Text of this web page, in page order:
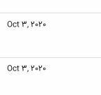
Oct 3, 2020
Oct 3, 2020